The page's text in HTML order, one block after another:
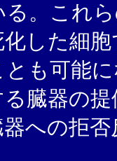
る。これ
した細
とも可能
臓器の
への拒